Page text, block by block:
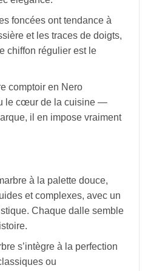
foncées ont tendance à
et les traces de doigts,
chiffon régulier est le
comptoir en Nero
le cœur de la cuisine —
il en impose vraiment
à la palette douce,
et complexes, avec un
Chaque dalle semble
s’intègre à la perfection
ou